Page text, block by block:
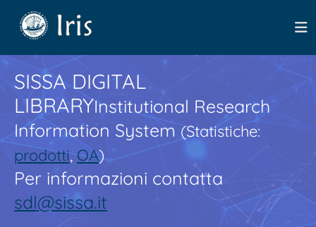
SISSA DIGITAL
LIBRARYInstitutional Research
Information System(Statistiche:
prodotti,OA)
Per informazioni contatta
sdl@sissa.it